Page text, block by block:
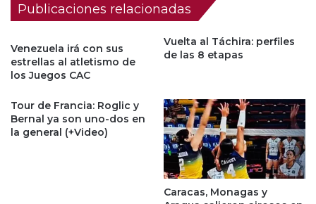
Publicaciones relacionadas
Venezuela irá con sus
estrellas al atletismo de
los Juegos CAC
Vuelta al Táchira: perfiles
de las 8 etapas
Tour de Francia: Roglic y
Bernal ya son uno-dos en
la general (+Video)
Caracas, Monagas y